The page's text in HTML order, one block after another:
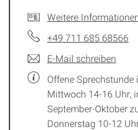
Weitere
+49 711 685 68566
E-Mail schreiben
Offene
Mittwoch 14-16 Uhr,
September-Oktober
Donnerstag 10-12